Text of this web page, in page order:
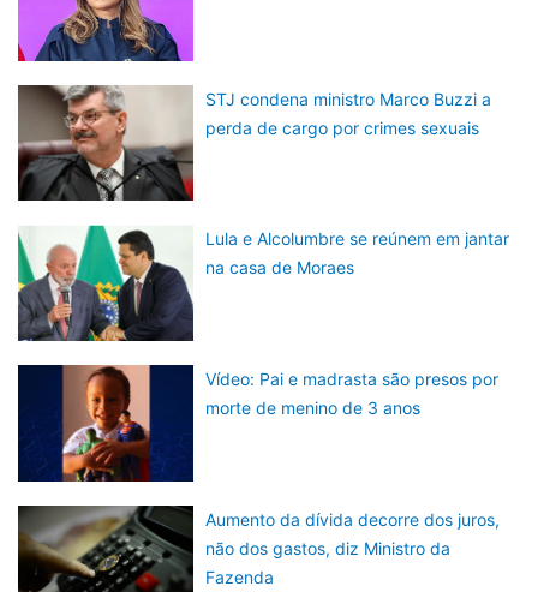
STJ condena ministro Marco Buzzi a
perda de cargo por crimes sexuais
Lula e Alcolumbre se reúnem em jantar
na casa de Moraes
Vídeo: Pai e madrasta são presos por
morte de menino de 3 anos
Aumento da dívida decorre dos juros,
não dos gastos, diz Ministro da
Fazenda